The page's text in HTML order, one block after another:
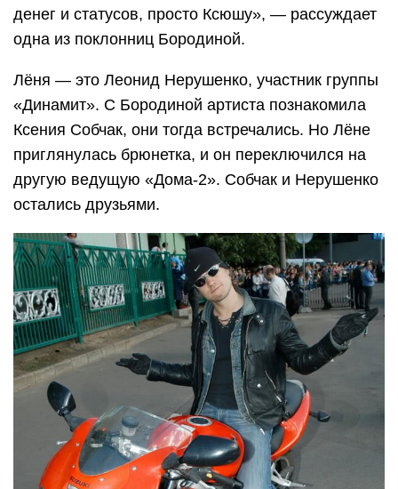
денег и статусов, просто Ксюшу», — рассуждает
одна из поклонниц Бородиной.
Лёня — это Леонид Нерушенко, участник группы
«Динамит». С Бородиной артиста познакомила
Ксения Собчак, они тогда встречались. Но Лёне
приглянулась брюнетка, и он переключился на
другую ведущую «Дома-2». Собчак и Нерушенко
остались друзьями.